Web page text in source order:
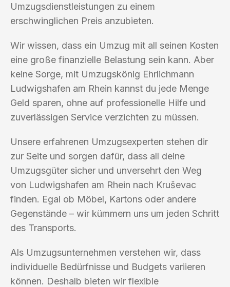
Umzugsdienstleistungen zu einem
erschwinglichen Preis anzubieten.
Wir wissen, dass ein Umzug mit all seinen Kosten
eine große finanzielle Belastung sein kann. Aber
keine Sorge, mit Umzugskönig Ehrlichmann
Ludwigshafen am Rhein kannst du jede Menge
Geld sparen, ohne auf professionelle Hilfe und
zuverlässigen Service verzichten zu müssen.
Unsere erfahrenen Umzugsexperten stehen dir
zur Seite und sorgen dafür, dass all deine
Umzugsgüter sicher und unversehrt den Weg
von Ludwigshafen am Rhein nach Kruševac
finden. Egal ob Möbel, Kartons oder andere
Gegenstände – wir kümmern uns um jeden Schritt
des Transports.
Als Umzugsunternehmen verstehen wir, dass
individuelle Bedürfnisse und Budgets variieren
können. Deshalb bieten wir flexible